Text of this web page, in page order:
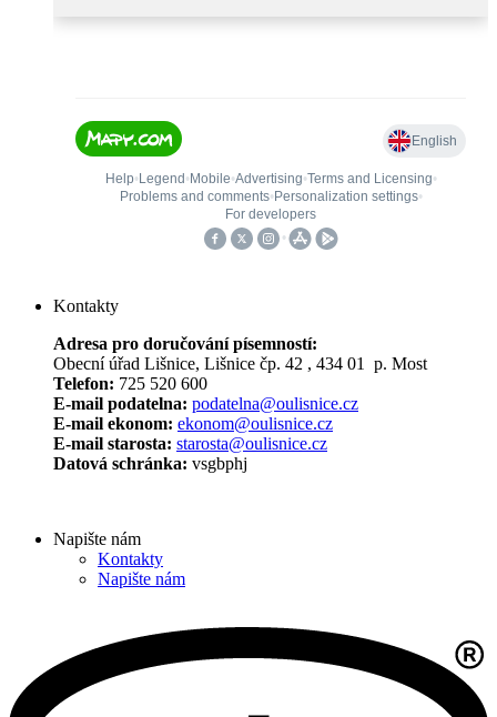
Kontakty
Adresa pro doručování písemností:
Obecní úřad Lišnice, Lišnice čp. 42 , 434 01 p. Most
Telefon: 725 520 600
E-mail podatelna: podatelna@oulisnice.cz
E-mail ekonom: ekonom@oulisnice.cz
E-mail starosta: starosta@oulisnice.cz
Datová schránka: vsgbphj
Napište nám
Kontakty
Napište nám